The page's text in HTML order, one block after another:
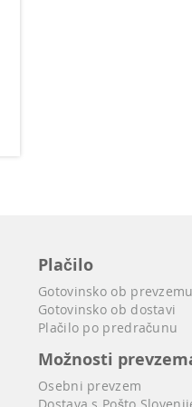
Plačilo
Gotovinsko ob prevzemu
Gotovinsko ob dostavi
Plačilo po predračunu
Možnosti
Osebni prevzem